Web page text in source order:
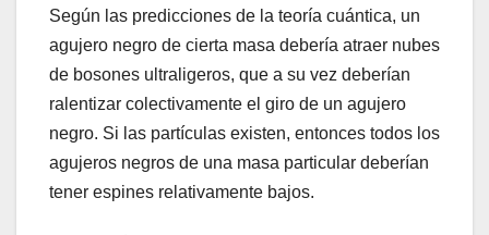
Según las predicciones de la teoría cuántica, un
agujero negro de cierta masa debería atraer nubes
de bosones ultraligeros, que a su vez deberían
ralentizar colectivamente el giro de un agujero
negro. Si las partículas existen, entonces todos los
agujeros negros de una masa particular deberían
tener espines relativamente bajos.